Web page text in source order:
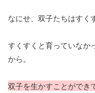
なにせ、双子たちはすく
すくすくと育っていなか
から。
双子を生かすことができ